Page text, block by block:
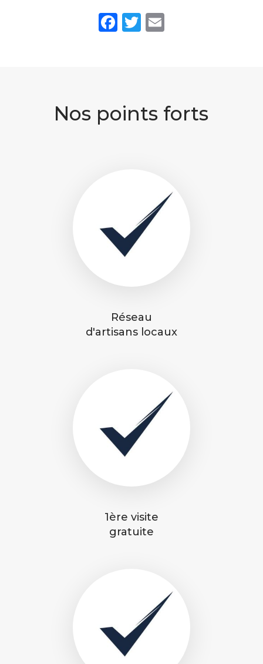
Facebook
Twitter
Nos points forts
Réseau
d'artisans locaux
1ère visite
gratuite